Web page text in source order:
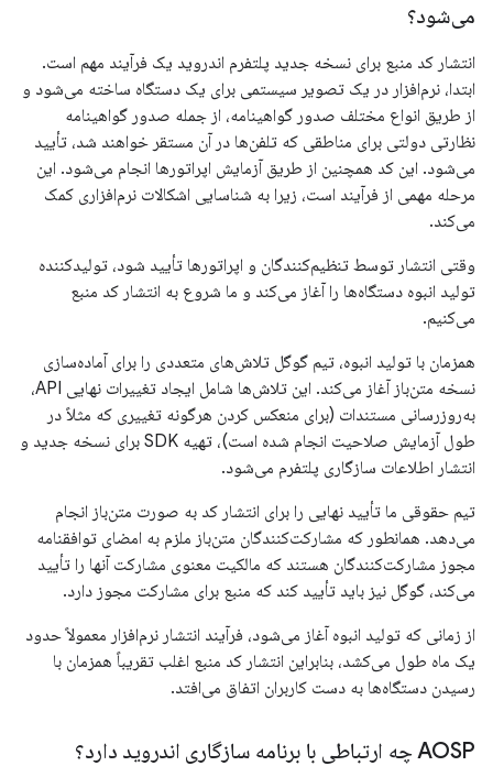
می‌شود؟
انتشار کد منبع برای نسخه جدید پلتفرم اندروید یک فرآیند مهم است.
ابتدا، نرم‌افزار در یک تصویر سیستمی برای یک دستگاه ساخته می‌شود و
از طریق انواع مختلف صدور گواهینامه، از جمله صدور گواهینامه
نظارتی دولتی برای مناطقی که تلفن‌ها در آن مستقر خواهند شد، تأیید
می‌شود. این کد همچنین از طریق آزمایش اپراتورها انجام می‌شود. این
مرحله مهمی از فرآیند است، زیرا به شناسایی اشکالات نرم‌افزاری کمک
می‌کند.
وقتی انتشار توسط تنظیم‌کنندگان و اپراتورها تأیید شود، تولیدکننده
تولید انبوه دستگاه‌ها را آغاز می‌کند و ما شروع به انتشار کد منبع
می‌کنیم.
همزمان با تولید انبوه، تیم گوگل تلاش‌های متعددی را برای آماده‌سازی
نسخه متن‌باز آغاز می‌کند. این تلاش‌ها شامل ایجاد تغییرات نهایی API،
به‌روزرسانی مستندات (برای منعکس کردن هرگونه تغییری که مثلاً در
طول آزمایش صلاحیت انجام شده است)، تهیه SDK برای نسخه جدید و
انتشار اطلاعات سازگاری پلتفرم می‌شود.
تیم حقوقی ما تأیید نهایی را برای انتشار کد به صورت متن‌باز انجام
می‌دهد. همانطور که مشارکت‌کنندگان متن‌باز ملزم به امضای توافقنامه
مجوز مشارکت‌کنندگان هستند که مالکیت معنوی مشارکت آنها را تأیید
می‌کند، گوگل نیز باید تأیید کند که منبع برای مشارکت مجوز دارد.
از زمانی که تولید انبوه آغاز می‌شود، فرآیند انتشار نرم‌افزار معمولاً حدود
یک ماه طول می‌کشد، بنابراین انتشار کد منبع اغلب تقریباً همزمان با
رسیدن دستگاه‌ها به دست کاربران اتفاق می‌افتد.
AOSP چه ارتباطی با برنامه سازگاری اندروید دارد؟